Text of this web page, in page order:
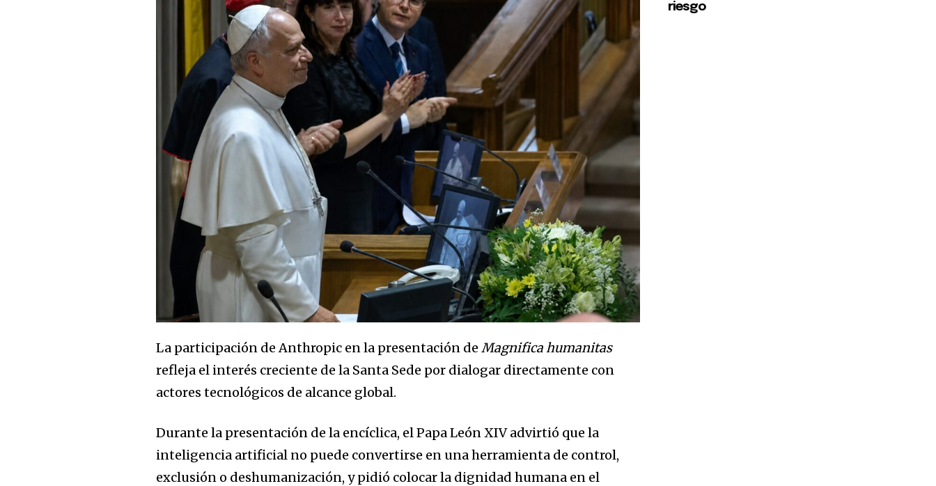
La participación de Anthropic en la presentación deMagnifica humanitas
refleja el interés creciente de la Santa Sede por dialogar directamente con
actores tecnológicos de alcance global.
Durante la presentación de la encíclica, el Papa León XIV advirtió que la
inteligencia artificial no puede convertirse en una herramienta de control,
exclusión o deshumanización, y pidió colocar la dignidad humana en el
riesgo